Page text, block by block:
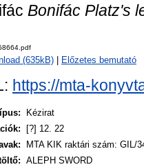
Bonifác Platz's
(635kB) Előzetes bemutató
https://mta-
Kézirat
[?] 12. 22
MTA KIK raktári szám: GIL/
ALEPH SWORD